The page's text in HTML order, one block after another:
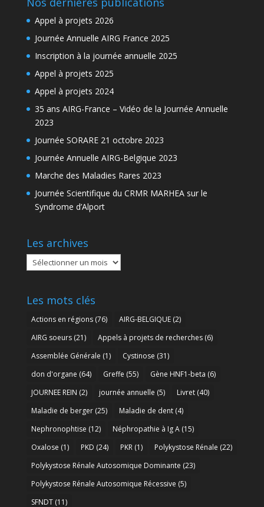
Appel à projets 2026
Journée Annuelle AIRG France 2025
Inscription à la journée annuelle 2025
Appel à projets 2025
Appel à projets 2024
35 ans AIRG-France – Vidéo de la Journée Annuelle
2023
Journée SORARE 21 octobre 2023
Journée Annuelle AIRG-Belgique 2023
Marche des Maladies Rares 2023
Journée Scientifique du CRMR MARHEA sur le
Syndrome d’Alport
Les archives
Les
archives
Les mots clés
Actions en régions(76) AIRG-BELGIQUE(2)
AIRG soeurs(21) Appels à projets de recherches(6)
Assemblée Générale (1) Cystinose (31)
don d'organe (64) Greffe (55) Gène HNF1-beta (6)
JOURNEE REIN (2) journée annuelle (5) Livret(40)
Maladie de berger(25) Maladie de dent(4)
Nephronophtise (12) Néphropathie à Ig A(15)
Oxalose (1) PKD (24) PKR(1) Polykystose Rénale (22)
Polykystose Rénale Autosomique Dominante (23)
Polykystose Rénale Autosomique Récessive (5)
SFNDT(11)